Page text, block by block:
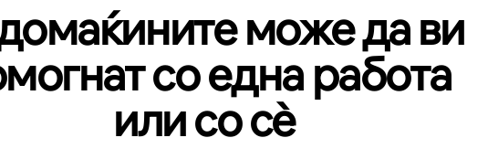
може да ви
со една работа
или со сѐ